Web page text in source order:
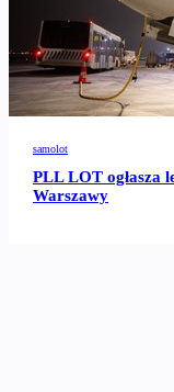
samolot
PLL LOT ogłasza
Warszawy